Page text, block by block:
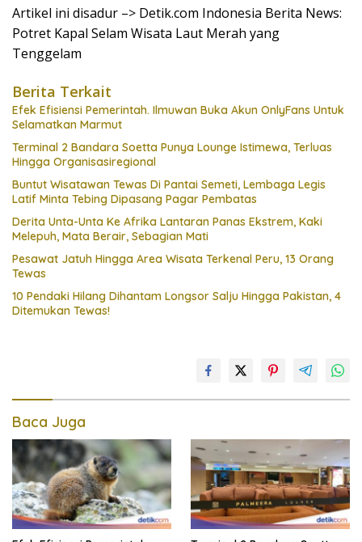
Artikel ini disadur –> Detik.com Indonesia Berita News:
Potret Kapal Selam Wisata Laut Merah yang
Tenggelam
Berita Terkait
Efek Efisiensi Pemerintah. Ilmuwan Buka Akun OnlyFans Untuk
Selamatkan Marmut
Terminal 2 Bandara Soetta Punya Lounge Istimewa, Terluas
Hingga Organisasiregional
Buntut Wisatawan Tewas Di Pantai Semeti, Lembaga Legis
Latif Minta Tebing Dipasang Pagar Pembatas
Derita Unta-Unta Ke Afrika Lantaran Panas Ekstrem, Kaki
Melepuh, Mata Berair, Sebagian Mati
Pesawat Jatuh Hingga Area Wisata Terkenal Peru, 13 Orang
Tewas
10 Pendaki Hilang Dihantam Longsor Salju Hingga Pakistan, 4
Ditemukan Tewas!
Baca Juga